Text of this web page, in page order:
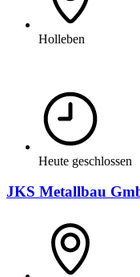
Holleben
Heute geschlossen
JKS Metallbau